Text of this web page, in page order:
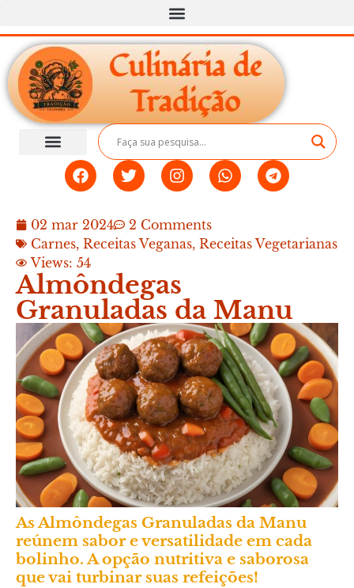
02 mar 2024
2 Comments
Carnes, Receitas Veganas, Receitas Vegetarianas
Views: 54
Almôndegas
Granuladas da Manu
As Almôndegas Granuladas da Manu
reúnem sabor e versatilidade em cada
bolinho. A opção nutritiva e saborosa
que vai turbinar suas refeições!